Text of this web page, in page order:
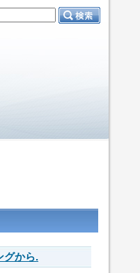
グから.